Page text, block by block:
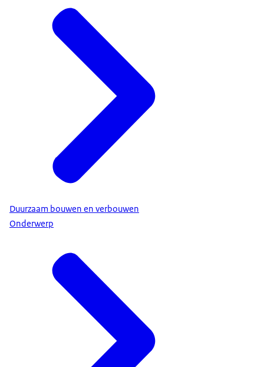
Duurzaam bouwen en verbouwen
Onderwerp